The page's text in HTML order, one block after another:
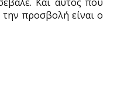
προσβολή είναι ο